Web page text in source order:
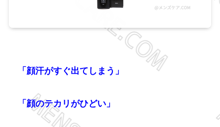
「顔汗がすぐ出てしまう」
「顔のテカリがひどい」